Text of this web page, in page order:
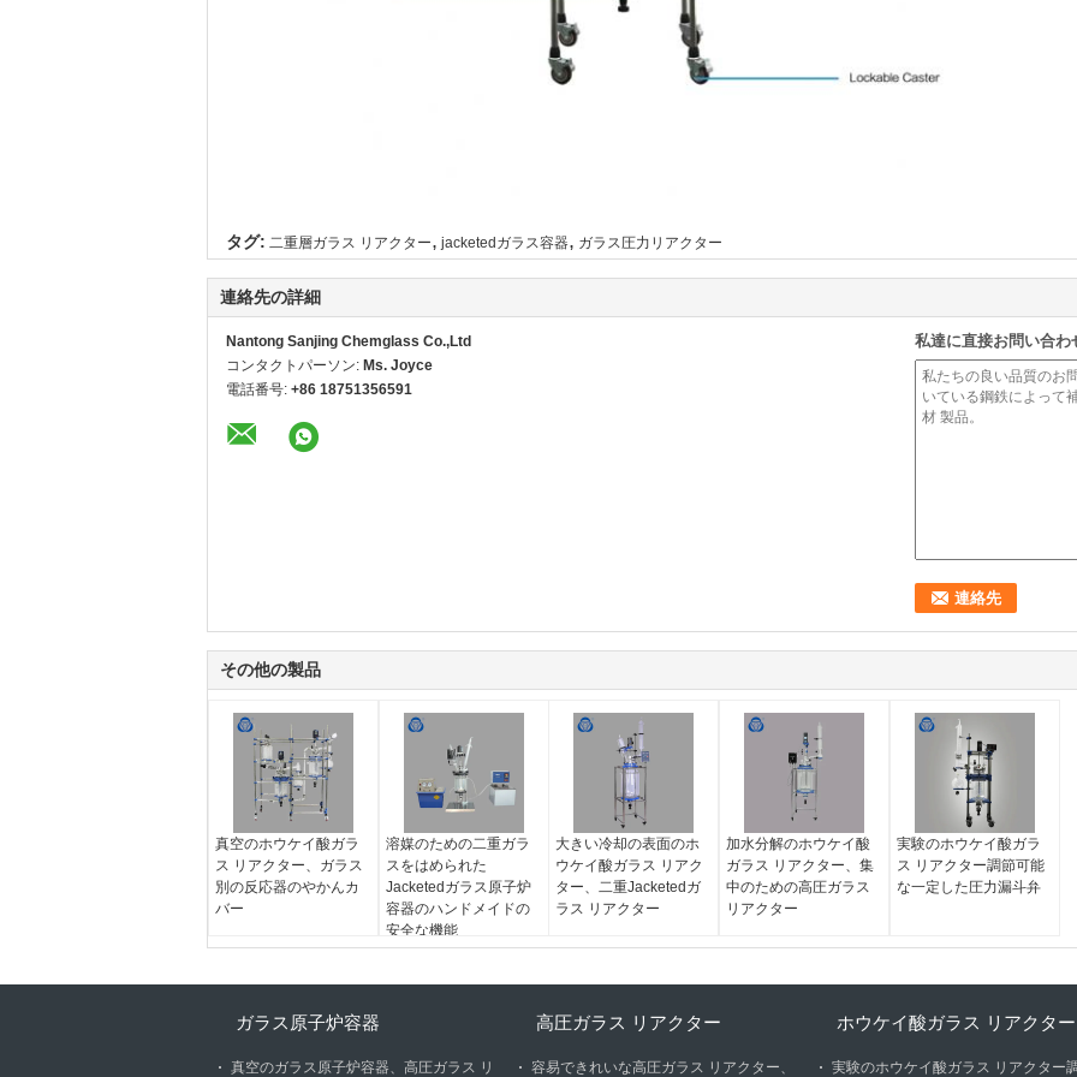
タグ: 二重層ガラス リアクター, jacketedガラス容器, ガラス圧力リアクター
連絡先の詳細
Nantong Sanjing Chemglass Co.,Ltd
コンタクトパーソン: Ms. Joyce
電話番号: +86 18751356591
私達に直接お問い合わ
その他の製品
真空のホウケイ酸ガラ
ス リアクター、ガラス
別の反応器のやかんカ
バー
溶媒のための二重ガラ
スをはめられた
Jacketedガラス原子炉
容器のハンドメイドの
安全な機能
大きい冷却の表面のホ
ウケイ酸ガラス リアク
ター、二重Jacketedガ
ラス リアクター
加水分解のホウケイ酸
ガラス リアクター、集
中のための高圧ガラス
リアクター
実験のホウケイ酸ガラ
ス リアクター調節可能
な一定した圧力漏斗弁
ガラス原子炉容器
真空のガラス原子炉容器、高圧ガラス リ
高圧ガラス リアクター
容易できれいな高圧ガラス リアクター、
ホウケイ酸ガラス リアクター
実験のホウケイ酸ガラス リアクター